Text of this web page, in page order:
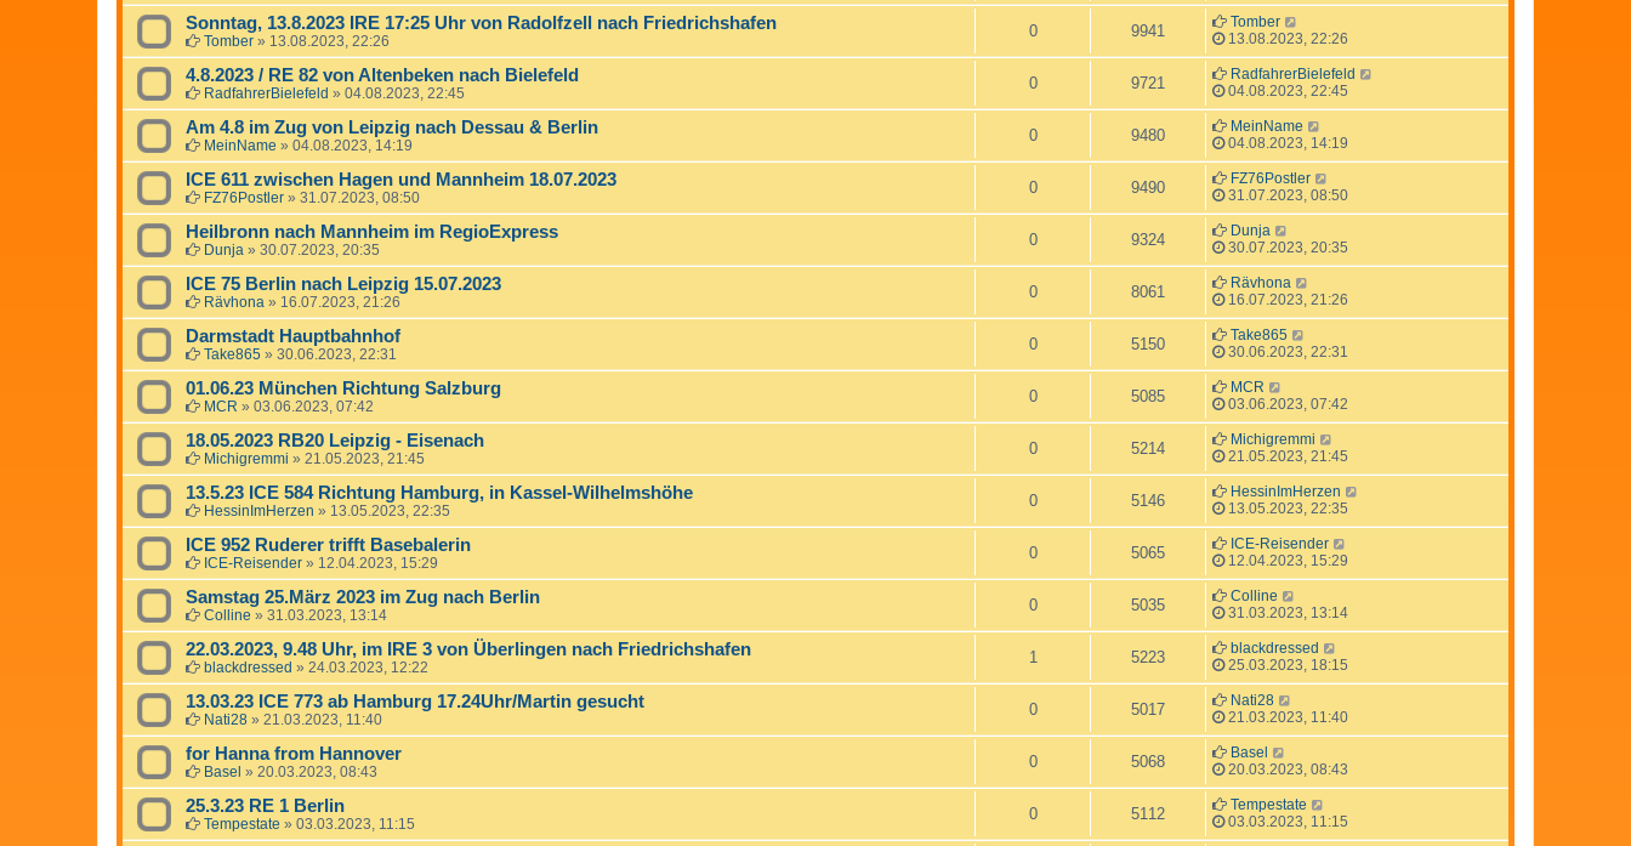
Sonntag, 13.8.2023 IRE 17:25 Uhr von Radolfzell nach Friedrichshafen
Tomber » 13.08.2023, 22:26
0 9941
Tomber
13.08.2023, 22:26
4.8.2023 / RE 82 von Altenbeken nach Bielefeld
RadfahrerBielefeld » 04.08.2023, 22:45
0 9721
RadfahrerBielefeld
04.08.2023, 22:45
Am 4.8 im Zug von Leipzig nach Dessau & Berlin
MeinName » 04.08.2023, 14:19
0 9480
MeinName
04.08.2023, 14:19
ICE 611 zwischen Hagen und Mannheim 18.07.2023
FZ76Postler » 31.07.2023, 08:50
0 9490
FZ76Postler
31.07.2023, 08:50
Heilbronn nach Mannheim im RegioExpress
Dunja » 30.07.2023, 20:35
0 9324
Dunja
30.07.2023, 20:35
ICE 75 Berlin nach Leipzig 15.07.2023
Rävhona » 16.07.2023, 21:26
0 8061
Rävhona
16.07.2023, 21:26
Darmstadt Hauptbahnhof
Take865 » 30.06.2023, 22:31
0 5150
Take865
30.06.2023, 22:31
01.06.23 München Richtung Salzburg
MCR » 03.06.2023, 07:42
0 5085
MCR
03.06.2023, 07:42
18.05.2023 RB20 Leipzig - Eisenach
Michigremmi » 21.05.2023, 21:45
0 5214
Michigremmi
21.05.2023, 21:45
13.5.23 ICE 584 Richtung Hamburg, in Kassel-Wilhelmshöhe
HessinImHerzen » 13.05.2023, 22:35
0 5146
HessinImHerzen
13.05.2023, 22:35
ICE 952 Ruderer trifft Basebalerin
ICE-Reisender » 12.04.2023, 15:29
0 5065
ICE-Reisender
12.04.2023, 15:29
Samstag 25.März 2023 im Zug nach Berlin
Colline » 31.03.2023, 13:14
0 5035
Colline
31.03.2023, 13:14
22.03.2023, 9.48 Uhr, im IRE 3 von Überlingen nach Friedrichshafen
blackdressed » 24.03.2023, 12:22
1 5223
blackdressed
25.03.2023, 18:15
13.03.23 ICE 773 ab Hamburg 17.24Uhr/Martin gesucht
Nati28 » 21.03.2023, 11:40
0 5017
Nati28
21.03.2023, 11:40
for Hanna from Hannover
Basel » 20.03.2023, 08:43
0 5068
Basel
20.03.2023, 08:43
25.3.23 RE 1 Berlin
Tempestate » 03.03.2023, 11:15
0 5112
Tempestate
03.03.2023, 11:15